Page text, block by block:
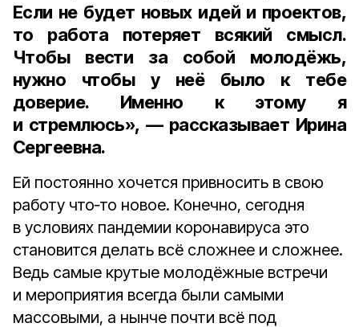
Если не будет новых идей и проектов,
то работа потеряет всякий смысл.
Чтобы вести за собой молодёжь,
нужно чтобы у неё было к тебе
доверие. Именно к этому я
и стремлюсь», — рассказывает Ирина
Сергеевна.
Ей постоянно хочется привносить в свою
работу что‑то новое. Конечно, сегодня
в условиях пандемии коронавируса это
становится делать всё сложнее и сложнее.
Ведь самые крутые молодёжные встречи
и мероприятия всегда были самыми
массовыми, а нынче почти всё под